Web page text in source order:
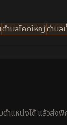
ตำบลโคกใหญ่ตำบล
ำแหน่งได้ แล้วส่งพิ